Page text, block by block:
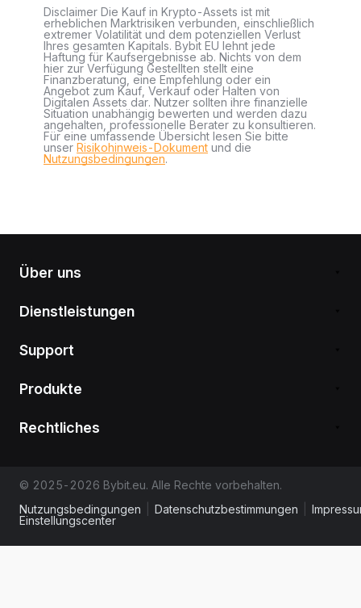
Disclaimer Die Kauf in Krypto-Assets ist mit
erheblichen Marktrisiken verbunden, einschließlich
extremer Volatilität und dem potenziellen Verlust
Ihres gesamten Kapitals. Bybit EU lehnt jede
Haftung für Kaufsergebnisse ab. Nichts von dem
hier zur Verfügung Gestellten stellt eine
Finanzberatung, eine Empfehlung oder ein
Angebot zum Kauf, Verkauf oder Halten von
Digitalen Assets dar. Nutzer sollten ihre finanzielle
Situation unabhängig bewerten und werden dazu
angehalten, professionelle Berater zu konsultieren.
Für eine umfassende Übersicht lesen Sie bitte
unser Risikohinweis-Dokument und die
Nutzungsbedingungen.
Über uns
Dienstleistungen
Support
Produkte
Rechtliches
© 2025-2026 Bybit.eu. Alle Rechte vorbehalten.
Nutzungsbedingungen
Datenschutzbestimmungen
Einstellungscenter